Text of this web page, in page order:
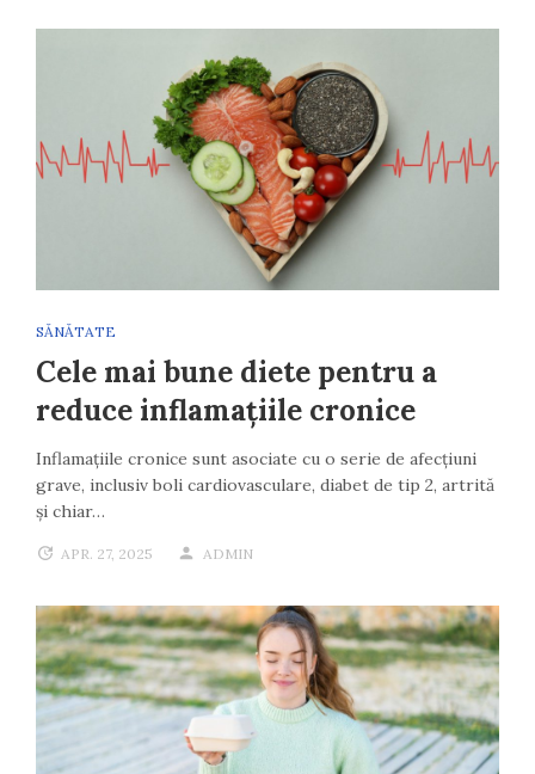
SĂNĂTATE
Cele mai bune diete pentru a
reduce inflamațiile cronice
Inflamațiile cronice sunt asociate cu o serie de afecțiuni
grave, inclusiv boli cardiovasculare, diabet de tip 2, artrită
și chiar…
APR. 27, 2025 ADMIN